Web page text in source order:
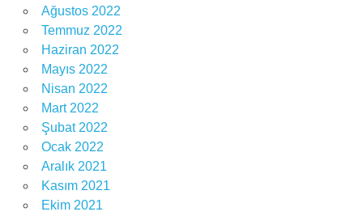
Ağustos 2022
Temmuz 2022
Haziran 2022
Mayıs 2022
Nisan 2022
Mart 2022
Şubat 2022
Ocak 2022
Aralık 2021
Kasım 2021
Ekim 2021